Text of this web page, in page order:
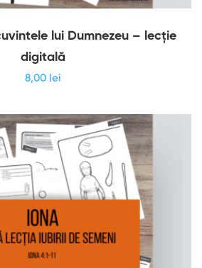
lui Dumnezeu – lecție
digitală
8,00 lei